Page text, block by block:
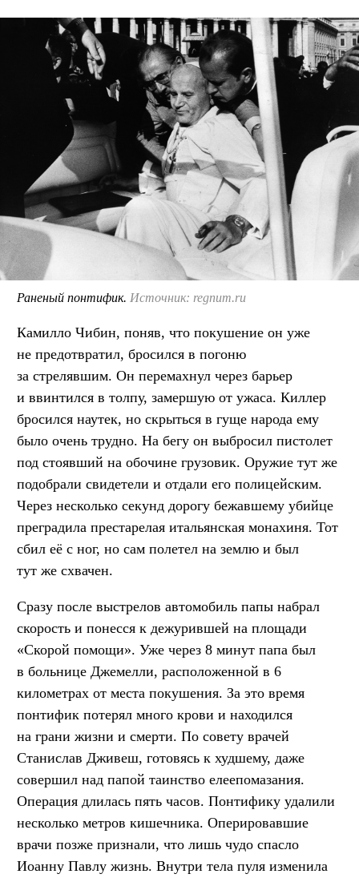
Раненый понтифик. Источник: regnum.ru
Камилло Чибин, поняв, что покушение он уже
не предотвратил, бросился в погоню
за стрелявшим. Он перемахнул через барьер
и ввинтился в толпу, замершую от ужаса. Киллер
бросился наутек, но скрыться в гуще народа ему
было очень трудно. На бегу он выбросил пистолет
под стоявший на обочине грузовик. Оружие тут же
подобрали свидетели и отдали его полицейским.
Через несколько секунд дорогу бежавшему убийце
преградила престарелая итальянская монахиня. Тот
сбил её с ног, но сам полетел на землю и был
тут же схвачен.
Сразу после выстрелов автомобиль папы набрал
скорость и понесся к дежурившей на площади
«Скорой помощи». Уже через 8 минут папа был
в больнице Джемелли, расположенной в 6
километрах от места покушения. За это время
понтифик потерял много крови и находился
на грани жизни и смерти. По совету врачей
Станислав Дживеш, готовясь к худшему, даже
совершил над папой таинство елеепомазания.
Операция длилась пять часов. Понтифику удалили
несколько метров кишечника. Оперировавшие
врачи позже признали, что лишь чудо спасло
Иоанну Павлу жизнь. Внутри тела пуля изменила